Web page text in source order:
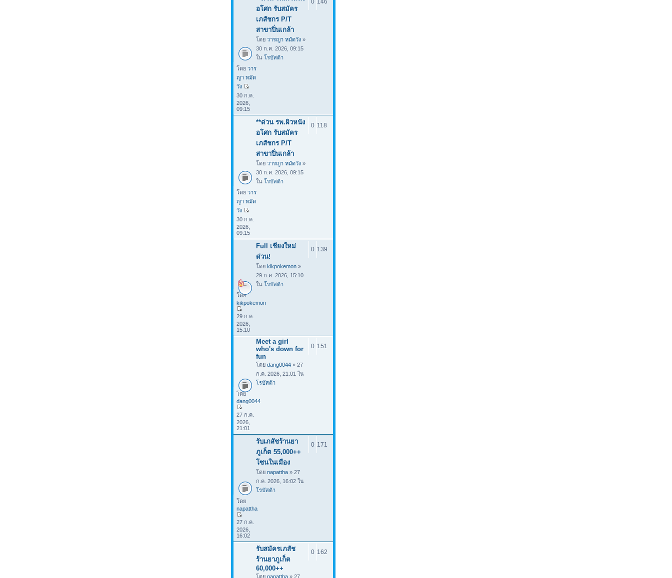
อโศก รับสมัคร
เภสัชกร P/T
สาขาปิ่นเกล้า
โดย วารญา หมัดวัง »
30 ก.ค. 2026, 09:15
ใน โรบัสต้า
0 146
โดย วาร
ญา หมัด
วัง
30 ก.ค.
2026,
09:15
**ด่วน รพ.ผิวหนัง
อโศก รับสมัคร
เภสัชกร P/T
สาขาปิ่นเกล้า
โดย วารญา หมัดวัง »
30 ก.ค. 2026, 09:15
ใน โรบัสต้า
0 118
โดย วาร
ญา หมัด
วัง
30 ก.ค.
2026,
09:15
Full เชียงใหม่
ด่วน!
โดย kikpokemon »
29 ก.ค. 2026, 15:10
ใน โรบัสต้า
0 139
โดย
kikpokemon
29 ก.ค.
2026,
15:10
Meet a girl
who's down for
fun
โดย dang0044 » 27
ก.ค. 2026, 21:01 ใน
โรบัสต้า
0 151
โดย
dang0044
27 ก.ค.
2026,
21:01
รับเภสัชร้านยา
ภูเก็ต 55,000++
โซนในเมือง
โดย napattha » 27
ก.ค. 2026, 16:02 ใน
โรบัสต้า
0 171
โดย
napattha
27 ก.ค.
2026,
16:02
รับสมัครเภสัช
ร้านยาภูเก็ต
60,000++
โดย napattha » 27
0 162